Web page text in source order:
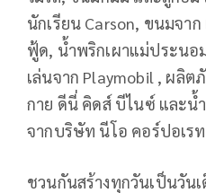
นักเรียน Carson, ขนมจา
ฟู้ด, น้ำพริกเผาแม่ประนอ
เล่นจาก Playmobil , ผลิ
กาย ดีนี่ คิดส์ บีไนซ์ และน้
จากบริษัท นีโอ คอร์ปอเรท
ชวนกันสร้างทุกวันเป็นวัน